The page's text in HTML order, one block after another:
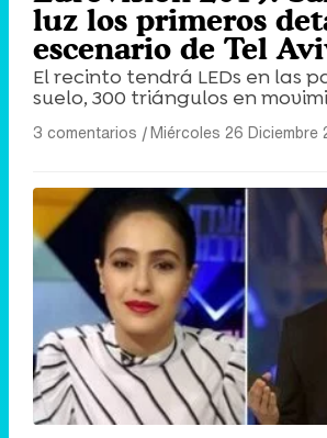
luz los primeros
escenario de Tel
El recinto tendrá LEDs en las
suelo, 300 triángulos en
3 comentarios |Miércoles 26 Diciembre